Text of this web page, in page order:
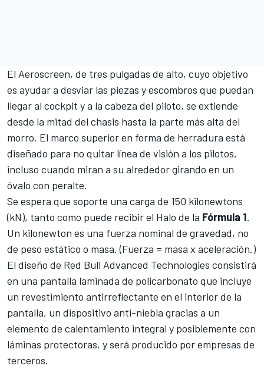
El Aeroscreen, de tres pulgadas de alto, cuyo objetivo
es ayudar a desviar las piezas y escombros que puedan
llegar al cockpit y a la cabeza del piloto, se extiende
desde la mitad del chasis hasta la parte más alta del
morro. El marco superior en forma de herradura está
diseñado para no quitar línea de visión a los pilotos,
incluso cuando miran a su alrededor girando en un
óvalo con peralte.
Se espera que soporte una carga de 150 kilonewtons
(kN), tanto como puede recibir el Halo de la Fórmula 1.
Un kilonewton es una fuerza nominal de gravedad, no
de peso estático o masa. (Fuerza = masa x aceleración.)
El diseño de Red Bull Advanced Technologies consistirá
en una pantalla laminada de policarbonato que incluye
un revestimiento antirreflectante en el interior de la
pantalla, un dispositivo anti-niebla gracias a un
elemento de calentamiento integral y posiblemente con
láminas protectoras, y será producido por empresas de
terceros.